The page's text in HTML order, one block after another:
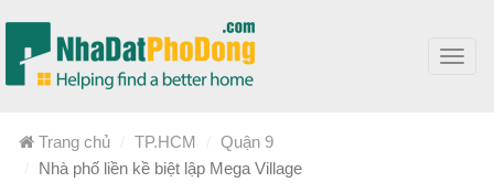
Trang chủ TP.HCM
Quận 9
Nhà phố liền kề biệt lập Mega Village